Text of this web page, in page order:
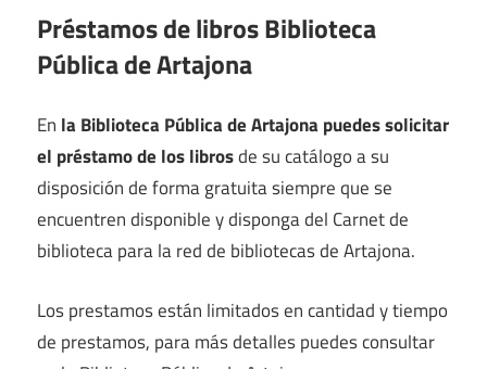
Préstamos de libros Biblioteca
Pública de Artajona
En la Biblioteca Pública de Artajona puedes solicitar
el préstamo de los librosde su catálogo a su
disposición de forma gratuita siempre que se
encuentren disponible y disponga del Carnet de
biblioteca para la red de bibliotecas de Artajona.
Los prestamos están limitados en cantidad y tiempo
de prestamos, para más detalles puedes consultar